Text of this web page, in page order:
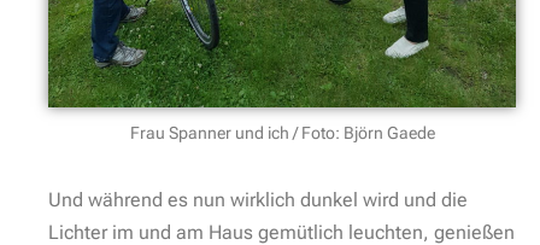
Frau Spanner und ich / Foto: Björn Gaede
Und während es nun wirklich dunkel wird und die
Lichter im und am Haus gemütlich leuchten, genießen